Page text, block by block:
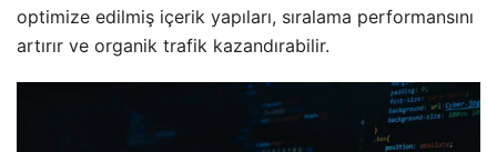
optimize edilmiş içerik yapıları, sıralama performansını
artırır ve organik trafik kazandırabilir.